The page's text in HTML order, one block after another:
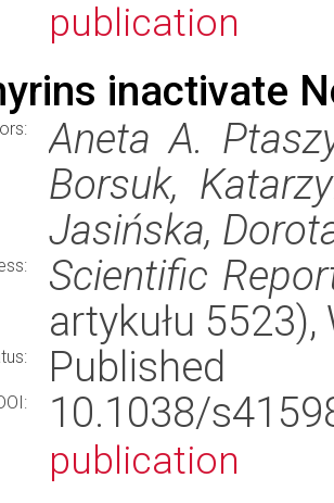
publication
inactivate
Aneta A.
Borsuk,
Jasińska,
Scientific
artykułu
Published
10.1038/
publication